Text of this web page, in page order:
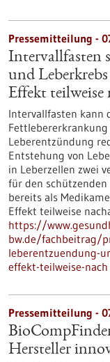
Pressemitteilung -
Intervallfasten
und
Effekt teilweise
Intervallfasten kann
Leberentzündung
Entstehung von
in Leberzellen zwei
für den
bereits als
Effekt teilweise
https://
bw.de/fachbeitrag/
leberentzuendung-
effekt-teilweise-nach
Pressemitteilung -
Hersteller